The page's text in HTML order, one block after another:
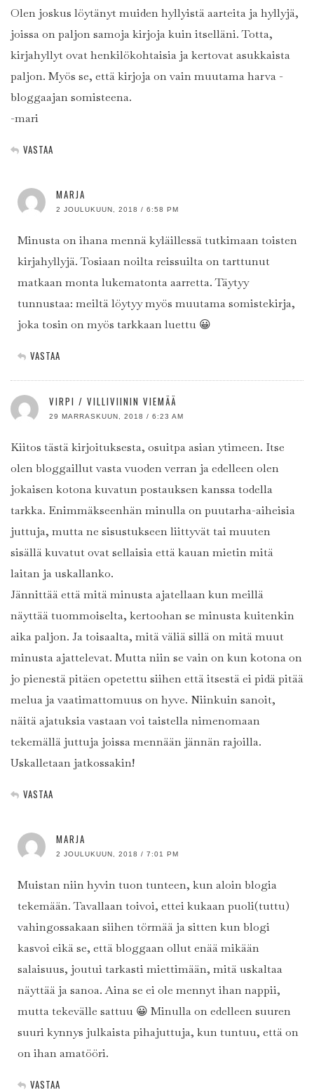
Olen joskus löytänyt muiden hyllyistä aarteita ja hyllyjä,
joissa on paljon samoja kirjoja kuin itselläni. Totta,
kirjahyllyt ovat henkilökohtaisia ja kertovat asukkaista
paljon. Myös se, että kirjoja on vain muutama harva -
bloggaajan somisteena.
-mari
VASTAA
MARJA
2 JOULUKUUN, 2018 / 6:58 PM
Minusta on ihana mennä kyläillessä tutkimaan toisten
kirjahyllyjä. Tosiaan noilta reissuilta on tarttunut
matkaan monta lukematonta aarretta. Täytyy
tunnustaa: meiltä löytyy myös muutama somistekirja,
joka tosin on myös tarkkaan luettu 😀
VASTAA
VIRPI / VILLIVIININ VIEMÄÄ
29 MARRASKUUN, 2018 / 6:23 AM
Kiitos tästä kirjoituksesta, osuitpa asian ytimeen. Itse
olen bloggaillut vasta vuoden verran ja edelleen olen
jokaisen kotona kuvatun postauksen kanssa todella
tarkka. Enimmäkseenhän minulla on puutarha-aiheisia
juttuja, mutta ne sisustukseen liittyvät tai muuten
sisällä kuvatut ovat sellaisia että kauan mietin mitä
laitan ja uskallanko.
Jännittää että mitä minusta ajatellaan kun meillä
näyttää tuommoiselta, kertoohan se minusta kuitenkin
aika paljon. Ja toisaalta, mitä väliä sillä on mitä muut
minusta ajattelevat. Mutta niin se vain on kun kotona on
jo pienestä pitäen opetettu siihen että itsestä ei pidä pitää
melua ja vaatimattomuus on hyve. Niinkuin sanoit,
näitä ajatuksia vastaan voi taistella nimenomaan
tekemällä juttuja joissa mennään jännän rajoilla.
Uskalletaan jatkossakin!
VASTAA
MARJA
2 JOULUKUUN, 2018 / 7:01 PM
Muistan niin hyvin tuon tunteen, kun aloin blogia
tekemään. Tavallaan toivoi, ettei kukaan puoli(tuttu)
vahingossakaan siihen törmää ja sitten kun blogi
kasvoi eikä se, että bloggaan ollut enää mikään
salaisuus, joutui tarkasti miettimään, mitä uskaltaa
näyttää ja sanoa. Aina se ei ole mennyt ihan nappii,
mutta tekevälle sattuu 😀 Minulla on edelleen suuren
suuri kynnys julkaista pihajuttuja, kun tuntuu, että on
on ihan amatööri.
VASTAA